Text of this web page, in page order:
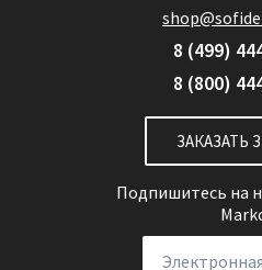
8 (499)
8 (800)
ЗАКАЗАТЬ
Подпишитесь на